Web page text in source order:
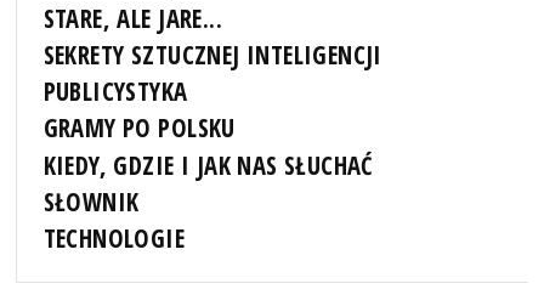
STARE, ALE JARE...
SEKRETY SZTUCZNEJ INTELIGENCJI
PUBLICYSTYKA
GRAMY PO POLSKU
KIEDY, GDZIE I JAK NAS SŁUCHAĆ
SŁOWNIK
TECHNOLOGIE